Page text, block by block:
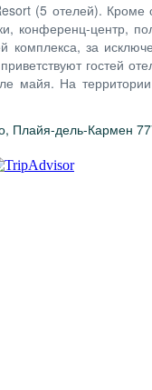
(5 отелей). Кроме
конференц-центр,
комплекса, за
гостей
майя. На
Плайя-дель-Кармен